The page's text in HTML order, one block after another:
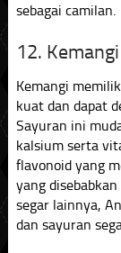
sebagai camilan.
12. Kemangi
Kemangi
kuat dan dapat
Sayuran ini
kalsium serta
flavonoid yang
yang
segar lainnya,
dan sayuran